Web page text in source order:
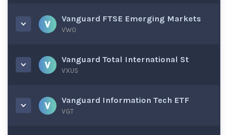
Vanguard FTSE Emerging Markets
VWO
Vanguard Total International St
VXUS
Vanguard Information Tech ETF
VGT